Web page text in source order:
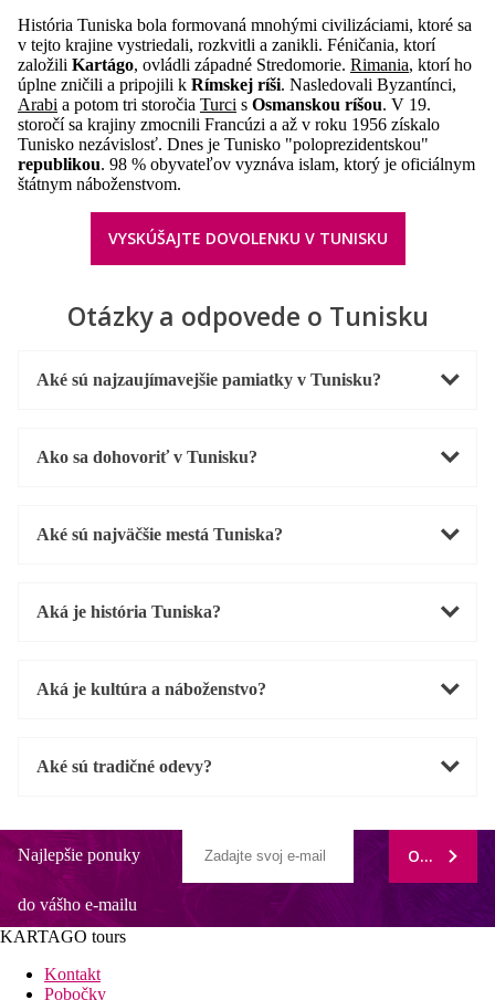
História Tuniska bola formovaná mnohými civilizáciami, ktoré sa
v tejto krajine vystriedali, rozkvitli a zanikli. Féničania, ktorí
založili Kartágo, ovládli západné Stredomorie. Rimania, ktorí ho
úplne zničili a pripojili k Rímskej ríši. Nasledovali Byzantínci,
Arabi a potom tri storočia Turci s Osmanskou ríšou. V 19.
storočí sa krajiny zmocnili Francúzi a až v roku 1956 získalo
Tunisko nezávislosť. Dnes je Tunisko "poloprezidentskou"
republikou. 98 % obyvateľov vyznáva islam, ktorý je oficiálnym
štátnym náboženstvom.
VYSKÚŠAJTE DOVOLENKU V TUNISKU
Otázky a odpovede o Tunisku
Aké sú najzaujímavejšie pamiatky v Tunisku?
Ako sa dohovoriť v Tunisku?
Aké sú najväčšie mestá Tuniska?
Aká je história Tuniska?
Aká je kultúra a náboženstvo?
Aké sú tradičné odevy?
Najlepšie ponuky
do vášho e-mailu
ODOBERAŤ
KARTAGO tours
Kontakt
Pobočky